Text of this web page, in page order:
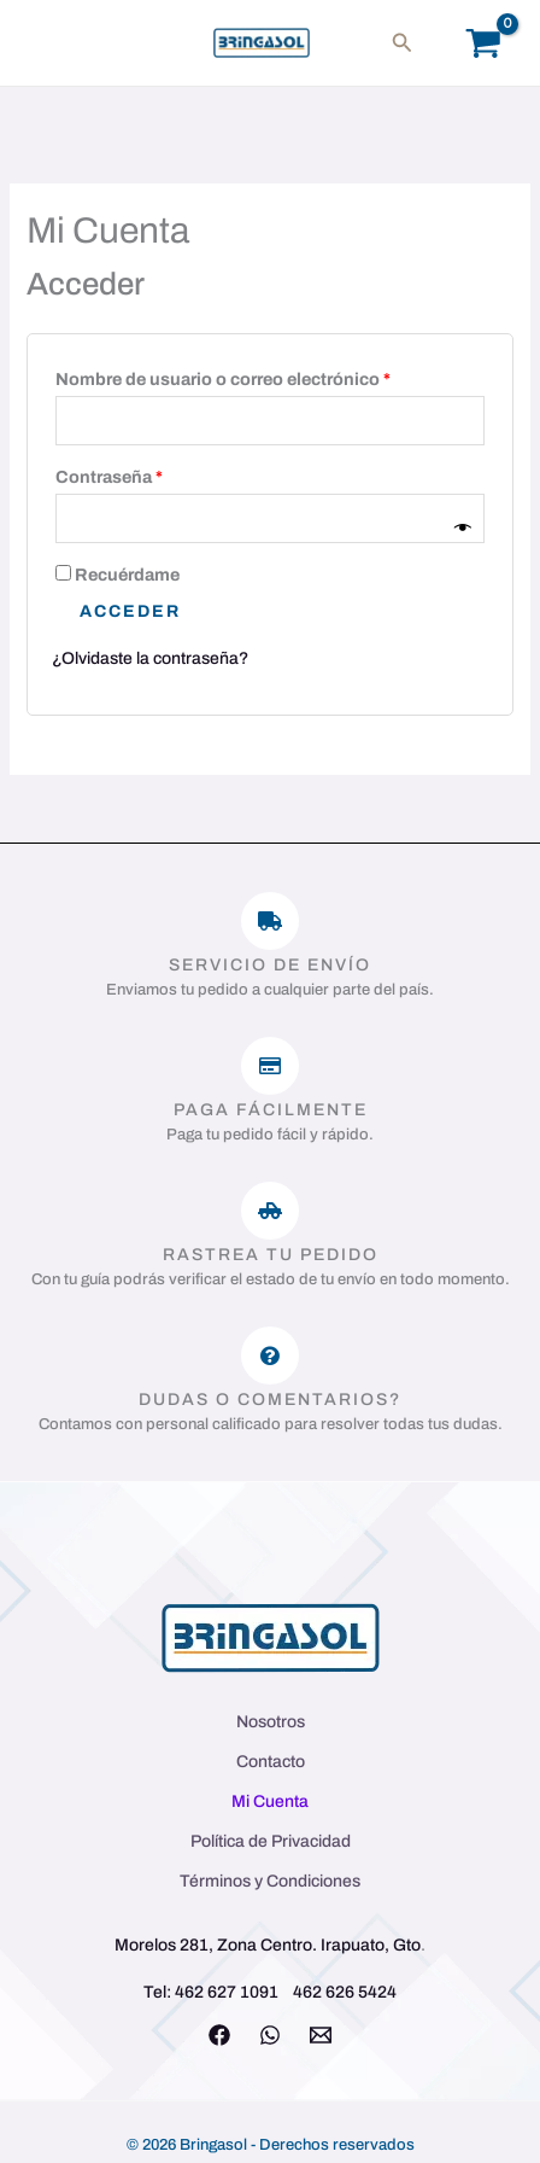
Buscar
Mi Cuenta
Acceder
Nombre de usuario o correo electrónico*
Contraseña*
Recuérdame
ACCEDER
¿Olvidaste la contraseña?
SERVICIO DE ENVÍO
Enviamos tu pedido a cualquier parte del país.
PAGA FÁCILMENTE
Paga tu pedido fácil y rápido.
RASTREA TU PEDIDO
Con tu guía podrás verificar el estado de tu envío en todo momento.
DUDAS O COMENTARIOS?
Contamos con personal calificado para resolver todas tus dudas.
Nosotros
Contacto
Mi Cuenta
Política de Privacidad
Términos y Condiciones
Morelos 281, Zona Centro. Irapuato, Gto.
Tel: 462 627 1091 462 626 5424
© 2026 Bringasol - Derechos reservados